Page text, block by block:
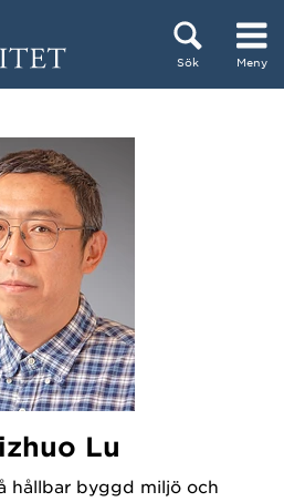
Sök Meny
Lu
hållbar byggd miljö och